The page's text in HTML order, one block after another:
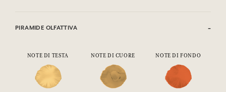
PIRAMIDE OLFATTIVA
NOTE DI TESTA NOTE DI CUORE NOTE DI FONDO